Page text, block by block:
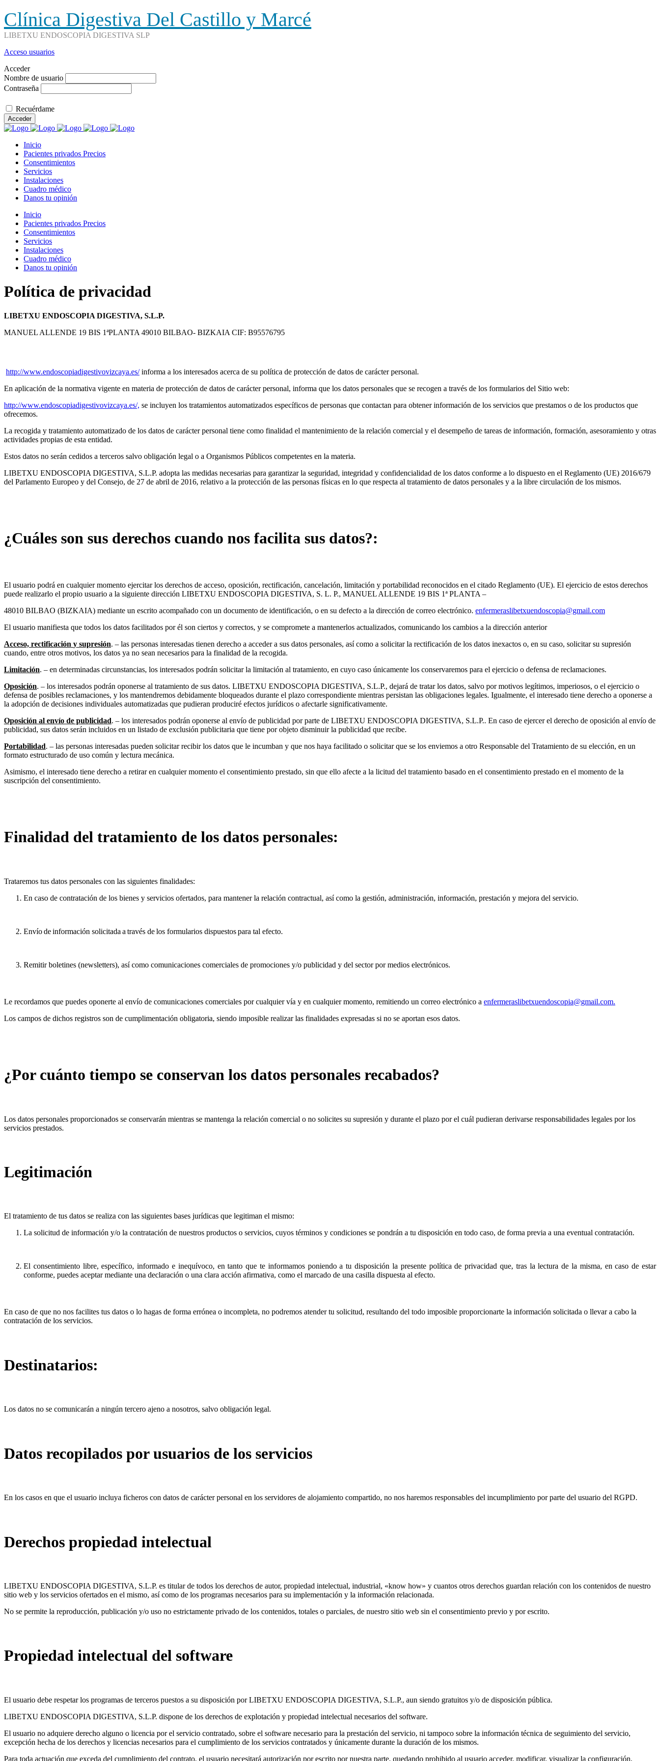
Clínica Digestiva Del Castillo y Marcé
LIBETXU ENDOSCOPIA DIGESTIVA SLP
Acceso usuarios
Acceder
Nombre de usuario
Contraseña
Recuérdame
Acceder
Inicio
Pacientes privados Precios
Consentimientos
Servicios
Instalaciones
Cuadro médico
Danos tu opinión
Inicio
Pacientes privados Precios
Consentimientos
Servicios
Instalaciones
Cuadro médico
Danos tu opinión
Política de privacidad
LIBETXU ENDOSCOPIA DIGESTIVA, S.L.P.
MANUEL ALLENDE 19 BIS 1ªPLANTA 49010 BILBAO- BIZKAIA CIF: B95576795
http://www.endoscopiadigestivovizcaya.es/informa a los interesados acerca de su política de protección de datos de carácter personal.
En aplicación de la normativa vigente en materia de protección de datos de carácter personal, informa que los datos personales que se recogen a través de los formularios del Sitio web:
http://www.endoscopiadigestivovizcaya.es/, se incluyen los tratamientos automatizados específicos de personas que contactan para obtener información de los servicios que prestamos o de los productos que
ofrecemos.
La recogida y tratamiento automatizado de los datos de carácter personal tiene como finalidad el mantenimiento de la relación comercial y el desempeño de tareas de información, formación, asesoramiento y otras
actividades propias de esta entidad.
Estos datos no serán cedidos a terceros salvo obligación legal o a Organismos Públicos competentes en la materia.
LIBETXU ENDOSCOPIA DIGESTIVA, S.L.P. adopta las medidas necesarias para garantizar la seguridad, integridad y confidencialidad de los datos conforme a lo dispuesto en el Reglamento (UE) 2016/679
del Parlamento Europeo y del Consejo, de 27 de abril de 2016, relativo a la protección de las personas físicas en lo que respecta al tratamiento de datos personales y a la libre circulación de los mismos.
¿Cuáles son sus derechos cuando nos facilita sus datos?:
El usuario podrá en cualquier momento ejercitar los derechos de acceso, oposición, rectificación, cancelación, limitación y portabilidad reconocidos en el citado Reglamento (UE). El ejercicio de estos derechos
puede realizarlo el propio usuario a la siguiente dirección LIBETXU ENDOSCOPIA DIGESTIVA, S. L. P., MANUEL ALLENDE 19 BIS 1ª PLANTA –
48010 BILBAO (BIZKAIA) mediante un escrito acompañado con un documento de identificación, o en su defecto a la dirección de correo electrónico. enfermeraslibetxuendoscopia@gmail.com
El usuario manifiesta que todos los datos facilitados por él son ciertos y correctos, y se compromete a mantenerlos actualizados, comunicando los cambios a la dirección anterior
Acceso, rectificación y supresión. – las personas interesadas tienen derecho a acceder a sus datos personales, así como a solicitar la rectificación de los datos inexactos o, en su caso, solicitar su supresión
cuando, entre otros motivos, los datos ya no sean necesarios para la finalidad de la recogida.
Limitación. – en determinadas circunstancias, los interesados podrán solicitar la limitación al tratamiento, en cuyo caso únicamente los conservaremos para el ejercicio o defensa de reclamaciones.
Oposición. – los interesados podrán oponerse al tratamiento de sus datos. LIBETXU ENDOSCOPIA DIGESTIVA, S.L.P., dejará de tratar los datos, salvo por motivos legítimos, imperiosos, o el ejercicio o
defensa de posibles reclamaciones, y los mantendremos debidamente bloqueados durante el plazo correspondiente mientras persistan las obligaciones legales. Igualmente, el interesado tiene derecho a oponerse a
la adopción de decisiones individuales automatizadas que pudieran produciré efectos jurídicos o afectarle significativamente.
Oposición al envío de publicidad. – los interesados podrán oponerse al envío de publicidad por parte de LIBETXU ENDOSCOPIA DIGESTIVA, S.L.P.. En caso de ejercer el derecho de oposición al envío de
publicidad, sus datos serán incluidos en un listado de exclusión publicitaria que tiene por objeto disminuir la publicidad que recibe.
Portabilidad. – las personas interesadas pueden solicitar recibir los datos que le incumban y que nos haya facilitado o solicitar que se los enviemos a otro Responsable del Tratamiento de su elección, en un
formato estructurado de uso común y lectura mecánica.
Asimismo, el interesado tiene derecho a retirar en cualquier momento el consentimiento prestado, sin que ello afecte a la licitud del tratamiento basado en el consentimiento prestado en el momento de la
suscripción del consentimiento.
Finalidad del tratamiento de los datos personales:
Trataremos tus datos personales con las siguientes finalidades:
En caso de contratación de los bienes y servicios ofertados, para mantener la relación contractual, así como la gestión, administración, información, prestación y mejora del servicio.
Envíodeinformación solicitada a través delos formularios dispuestospara tal efecto.
Remitir boletines (newsletters), así como comunicaciones comerciales de promociones y/o publicidad y del sector por medios electrónicos.
Le recordamos que puedes oponerte al envío de comunicaciones comerciales por cualquier vía y en cualquier momento, remitiendo un correo electrónico a enfermeraslibetxuendoscopia@gmail.com.
Los campos de dichos registros son de cumplimentación obligatoria, siendo imposible realizar las finalidades expresadas si no se aportan esos datos.
¿Por cuánto tiempo se conservan los datos personales recabados?
Los datos personales proporcionados se conservarán mientras se mantenga la relación comercial o no solicites su supresión y durante el plazo por el cuál pudieran derivarse responsabilidades legales por los
servicios prestados.
Legitimación
El tratamiento de tus datos se realiza con las siguientes bases jurídicas que legitiman el mismo:
La solicitud de información y/o la contratación de nuestros productos o servicios, cuyos términos y condiciones se pondrán a tu disposición en todo caso, de forma previa a una eventual contratación.
El consentimiento libre, específico, informado e inequívoco, en tanto que te informamos poniendo a tu disposición la presente política de privacidad que, tras la lectura de la misma, en caso de estar
conforme, puedes aceptar mediante una declaración o una clara acción afirmativa, como el marcado de una casilla dispuesta al efecto.
En caso de que no nos facilites tus datos o lo hagas de forma errónea o incompleta, no podremos atender tu solicitud, resultando del todo imposible proporcionarte la información solicitada o llevar a cabo la
contratación de los servicios.
Destinatarios:
Los datos no se comunicarán a ningún tercero ajeno a nosotros, salvo obligación legal.
Datos recopilados por usuarios de los servicios
En los casos en que el usuario incluya ficheros con datos de carácter personal en los servidores de alojamiento compartido, no nos haremos responsables del incumplimiento por parte del usuario del RGPD.
Derechos propiedad intelectual
LIBETXU ENDOSCOPIA DIGESTIVA, S.L.P. es titular de todos los derechos de autor, propiedad intelectual, industrial, «know how» y cuantos otros derechos guardan relación con los contenidos de nuestro
sitio web y los servicios ofertados en el mismo, así como de los programas necesarios para su implementación y la información relacionada.
No se permite la reproducción, publicación y/o uso no estrictamente privado de los contenidos, totales o parciales, de nuestro sitio web sin el consentimiento previo y por escrito.
Propiedad intelectual del software
El usuario debe respetar los programas de terceros puestos a su disposición por LIBETXU ENDOSCOPIA DIGESTIVA, S.L.P., aun siendo gratuitos y/o de disposición pública.
LIBETXU ENDOSCOPIA DIGESTIVA, S.L.P. dispone de los derechos de explotación y propiedad intelectual necesarios del software.
El usuario no adquiere derecho alguno o licencia por el servicio contratado, sobre el software necesario para la prestación del servicio, ni tampoco sobre la información técnica de seguimiento del servicio,
excepción hecha de los derechos y licencias necesarios para el cumplimiento de los servicios contratados y únicamente durante la duración de los mismos.
Para toda actuación que exceda del cumplimiento del contrato, el usuario necesitará autorización por escrito por nuestra parte, quedando prohibido al usuario acceder, modificar, visualizar la configuración,